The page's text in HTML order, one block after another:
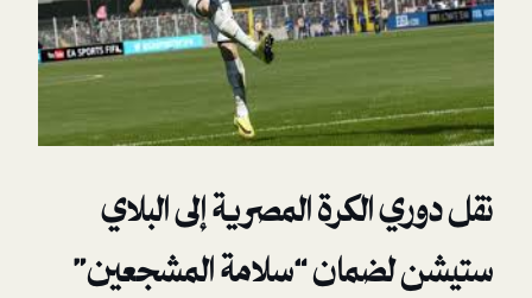
الكرة المصرية إلى البلاي
“سلامة المشجعين”